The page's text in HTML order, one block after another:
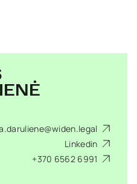
Linkedin
+370 6562 6991